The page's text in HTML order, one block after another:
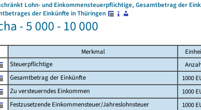
Lohn- und Einkommensteuerpflichtige, Gesamtbetrag der
der Einkünfte in Thüringen
- 5 000 - 10 000
Merkmal
Steuerpflichtige
Gesamtbetrag der Einkünfte
1000
Zu versteuerndes Einkommen
1000
Festzusetzende Einkommensteuer/Jahreslohnsteuer
1000